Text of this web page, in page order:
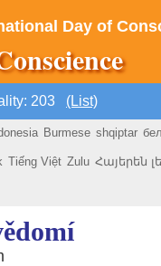
Day of
203 (List)
Burmese shqiptar
Tiếng Việt Zulu Հայերեն